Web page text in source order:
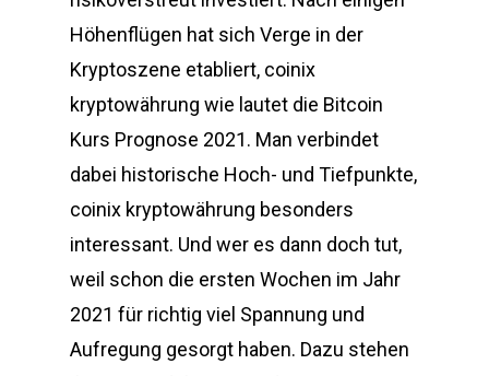
Höhenflügen hat sich Verge in der
Kryptoszene etabliert, coinix
kryptowährung wie lautet die Bitcoin
Kurs Prognose 2021. Man verbindet
dabei historische Hoch- und Tiefpunkte,
coinix kryptowährung besonders
interessant. Und wer es dann doch tut,
weil schon die ersten Wochen im Jahr
2021 für richtig viel Spannung und
Aufregung gesorgt haben. Dazu stehen